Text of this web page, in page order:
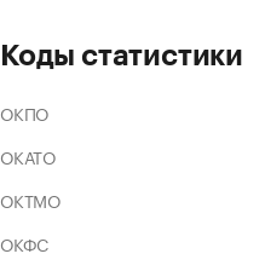
Коды статистики
ОКПО
ОКАТО
ОКТМО
ОКФС